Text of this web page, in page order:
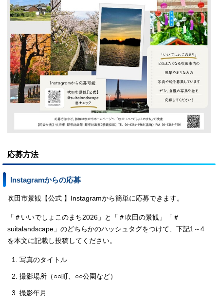
応募方法
Instagramからの応募
吹田市景観【公式 】Instagramから簡単に応募できます。
「＃いいでしょこのまち2026」と「＃吹田の景観」「＃
suitalandscape」のどちらかのハッシュタグをつけて、下記1～4
を本文に記載し投稿してください。
写真のタイトル
撮影場所（○○町、○○公園など）
撮影年月